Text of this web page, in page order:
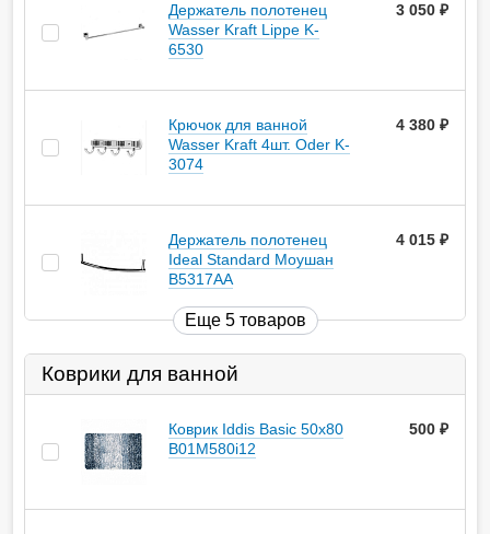
Держатель полотенец
Wasser Kraft Lippe K-
6530
3 050
Крючок для ванной
Wasser Kraft 4шт. Oder K-
3074
4 380
Держатель полотенец
Ideal Standard Моушан
B5317AA
4 015
Еще 5 товаров
Коврики для ванной
Коврик Iddis Basic 50х80
B01M580i12
500